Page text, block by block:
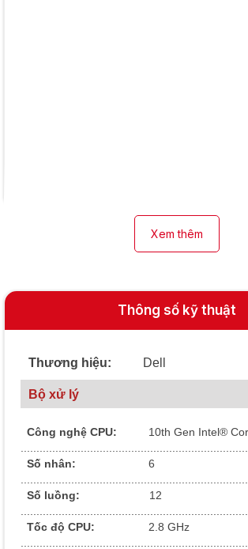
Xem thêm
Thông số kỹ thuật
Thương hiệu: Dell
Bộ xử lý
Công nghệ CPU: 10th Gen Intel®
Số nhân:
6
Số luồng: 12
Tốc độ CPU: 2.8 GHz